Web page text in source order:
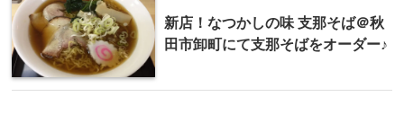
新店！なつかしの味 支那そば＠秋
田市卸町にて支那そばをオーダー♪